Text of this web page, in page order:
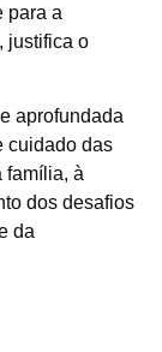
para a
justifica o
aprofundada
cuidado das
família, à
dos desafios
da